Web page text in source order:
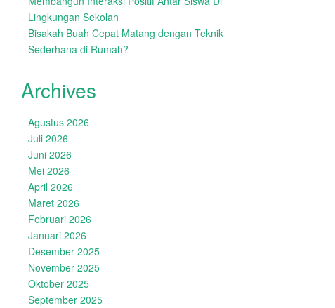
Lingkungan Sekolah
Bisakah Buah Cepat Matang dengan Teknik
Sederhana di Rumah?
Archives
Agustus 2026
Juli 2026
Juni 2026
Mei 2026
April 2026
Maret 2026
Februari 2026
Januari 2026
Desember 2025
November 2025
Oktober 2025
September 2025